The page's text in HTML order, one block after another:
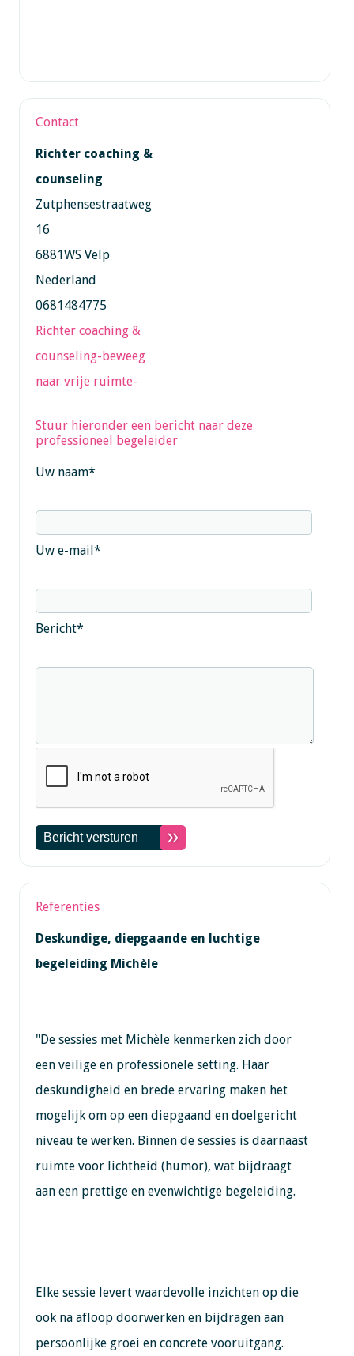
Contact
Richter coaching &
counseling
Zutphensestraatweg
16
6881WS Velp
Nederland
0681484775
Richter coaching &
counseling-beweeg
naar vrije ruimte-
Stuur hieronder een bericht naar deze
professioneel begeleider
Uw naam*
Uw e-mail*
Bericht*
Referenties
Deskundige, diepgaande en luchtige
begeleiding Michèle
"De sessies met Michèle kenmerken zich door
een veilige en professionele setting. Haar
deskundigheid en brede ervaring maken het
mogelijk om op een diepgaand en doelgericht
niveau te werken. Binnen de sessies is daarnaast
ruimte voor lichtheid (humor), wat bijdraagt
aan een prettige en evenwichtige begeleiding.
Elke sessie levert waardevolle inzichten op die
ook na afloop doorwerken en bijdragen aan
persoonlijke groei en concrete vooruitgang.